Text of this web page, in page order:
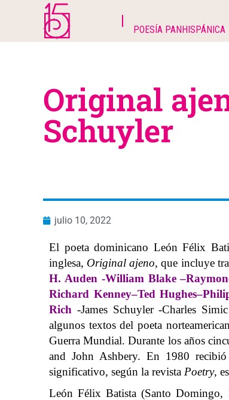
POESÍA PANHISPÁNICA
Original
Schuyler
julio 10, 2022
El poeta dominicano León Félix
inglesa, Original ajeno, que incluye
H. Auden -William Blake –
Richard Kenney–Ted Hughes–
Rich -James Schuyler -Charles
algunos textos del poeta
Guerra Mundial. Durante los años
and John Ashbery. En 1980
significativo, según la revista Poetry, es
León Félix Batista (Santo